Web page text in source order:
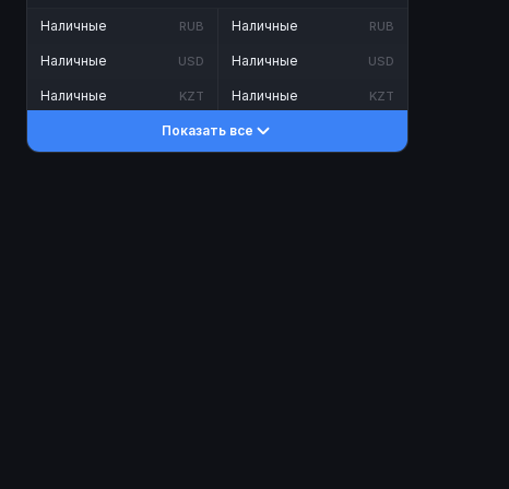
Наличные RUB
Наличные USD
Наличные KZT
Наличные RUB
Наличные USD
Наличные KZT
Показать все